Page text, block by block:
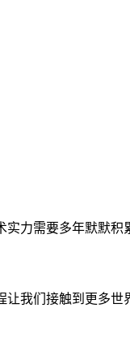
力需要多年默默积
我们接触到更多世